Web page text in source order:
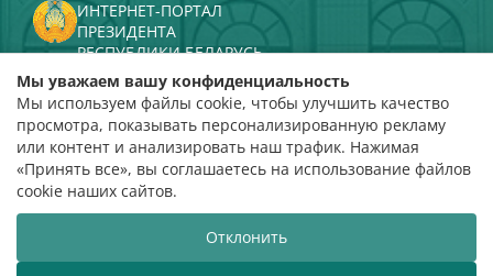
ИНТЕРНЕТ-ПОРТАЛ
ПРЕЗИДЕНТА
РЕСПУБЛИКИ БЕЛАРУСЬ
МИНИСТЕРСТВО КУЛЬТУРЫ
РЕСПУБЛИКИ БЕЛАРУСЬ
ПОРТАЛ
РЕЙТИНГОВОЙ ОЦЕНКИ
оценка 4,9
на основании 112 отзывов
Разработка сайтаВТОП3
Мы уважаем вашу конфиденциальность
Мы используем файлы cookie, чтобы улучшить качество
просмотра, показывать персонализированную рекламу
или контент и анализировать наш трафик. Нажимая
«Принять все», вы соглашаетесь на использование файлов
cookie наших сайтов.
Отклонить